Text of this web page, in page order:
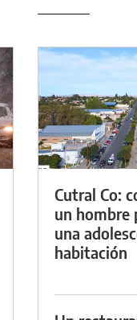
Cutral Co:
un hombre
una
habitación